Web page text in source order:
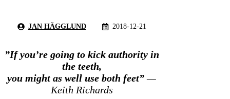
JAN HÄGGLUND 2018-12-21
”If you’re going to kick authority in
the teeth,
you might as well use both feet”—
Keith Richards